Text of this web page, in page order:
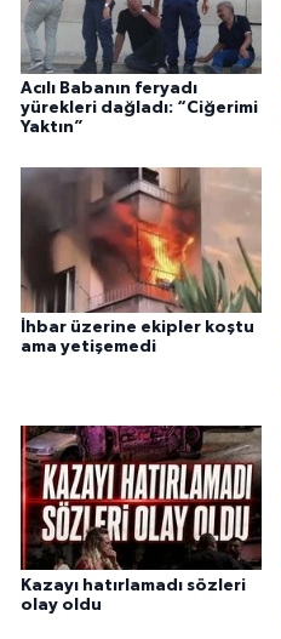
Acılı Babanın feryadı
yürekleri dağladı: “Ciğerimi
Yaktın”
İhbar üzerine ekipler koştu
ama yetişemedi
Kazayı hatırlamadı sözleri
olay oldu